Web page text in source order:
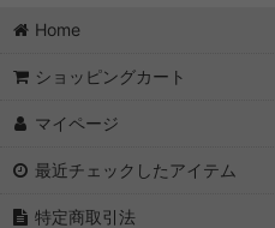
Home
ショッピングカート
マイページ
最近チェックしたアイテム
特定商取引法